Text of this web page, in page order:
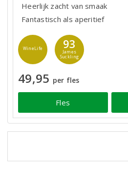
Heerlijk zacht van smaak
Fantastisch als aperitief
WineLife 93
James
Suckling
49,95 per fles
Fles